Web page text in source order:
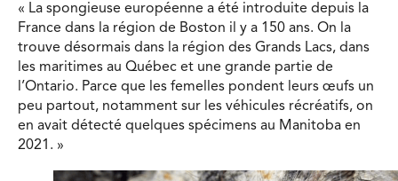
« La spongieuse européenne a été introduite depuis la
France dans la région de Boston il y a 150 ans. On la
trouve désormais dans la région des Grands Lacs, dans
les maritimes au Québec et une grande partie de
l’Ontario. Parce que les femelles pondent leurs œufs un
peu partout, notamment sur les véhicules récréatifs, on
en avait détecté quelques spécimens au Manitoba en
2021. »